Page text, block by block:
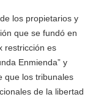
los propietarios y
que se fundó en
restricción es
Enmienda” y
que los tribunales
de la libertad